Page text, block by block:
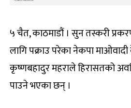
५ चैत, काठमाडौं । सुन तस्करी
लागि पक्राउ परेका नेकपा माओवादी
कृष्णबहादुर महराले हिरासतको
पाउने भएका छन् ।